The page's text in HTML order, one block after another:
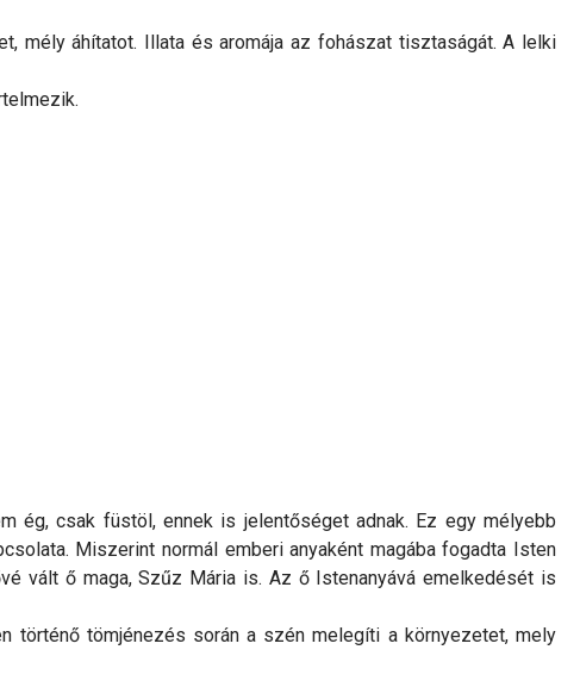
mély áhítatot. Illata és aromája az fohászat tisztaságát. A lelki
ég, csak füstöl, ennek is jelentőséget adnak. Ez egy mélyebb
Miszerint normál emberi anyaként magába fogadta Isten
vált ő maga, Szűz Mária is. Az ő Istenanyává emelkedését is
történő tömjénezés során a szén melegíti a környezetet, mely